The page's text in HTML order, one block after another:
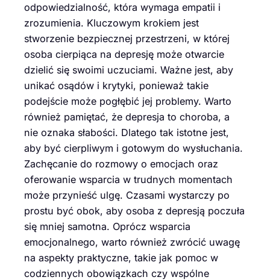
odpowiedzialność, która wymaga empatii i
zrozumienia. Kluczowym krokiem jest
stworzenie bezpiecznej przestrzeni, w której
osoba cierpiąca na depresję może otwarcie
dzielić się swoimi uczuciami. Ważne jest, aby
unikać osądów i krytyki, ponieważ takie
podejście może pogłębić jej problemy. Warto
również pamiętać, że depresja to choroba, a
nie oznaka słabości. Dlatego tak istotne jest,
aby być cierpliwym i gotowym do wysłuchania.
Zachęcanie do rozmowy o emocjach oraz
oferowanie wsparcia w trudnych momentach
może przynieść ulgę. Czasami wystarczy po
prostu być obok, aby osoba z depresją poczuła
się mniej samotna. Oprócz wsparcia
emocjonalnego, warto również zwrócić uwagę
na aspekty praktyczne, takie jak pomoc w
codziennych obowiązkach czy wspólne